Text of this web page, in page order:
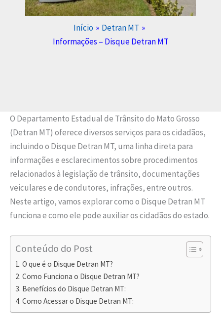
Início
Detran MT
Informações – Disque Detran MT
O Departamento Estadual de Trânsito do Mato Grosso
(Detran MT) oferece diversos serviços para os cidadãos,
incluindo o Disque Detran MT, uma linha direta para
informações e esclarecimentos sobre procedimentos
relacionados à legislação de trânsito, documentações
veiculares e de condutores, infrações, entre outros.
Neste artigo, vamos explorar como o Disque Detran MT
funciona e como ele pode auxiliar os cidadãos do estado.
Conteúdo do Post
O que é o Disque Detran MT?
Como Funciona o Disque Detran MT?
Benefícios do Disque Detran MT:
Como Acessar o Disque Detran MT: